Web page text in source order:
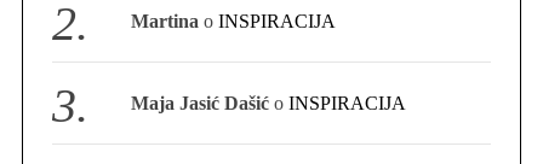
Martina oINSPIRACIJA
Maja Jasić Dašić oINSPIRACIJA
c
h
o